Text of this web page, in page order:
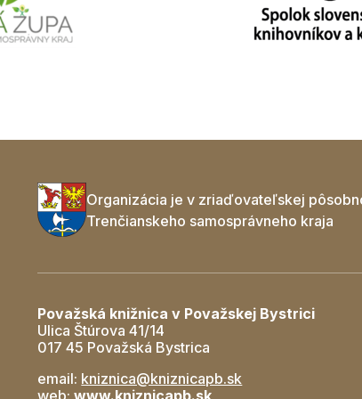
Organizácia je v zriaďovateľskej
Trenčianskeho samosprávneho kraja
Považská knižnica v Považskej Bystrici
Ulica Štúrova 41/14
017 45 Považská Bystrica
email: kniznica@kniznicapb.sk